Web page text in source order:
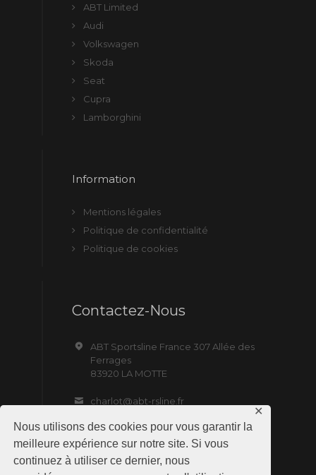
Nous utilisons des cookies pour vous garantir la
meilleure expérience sur notre site. Si vous
continuez à utiliser ce dernier, nous
✕
ABT Limited
Audi
Volkswagen
Skoda
Seat
Cupra
Lamborghini
Information
Mentions légales
Politique de confidentialité
Politique de cookies
Contactez-Nous
ABT Sportsline France 307 Allée des
Ferrages
83920 LA MOTTE
charlot@abt-rsline.fr